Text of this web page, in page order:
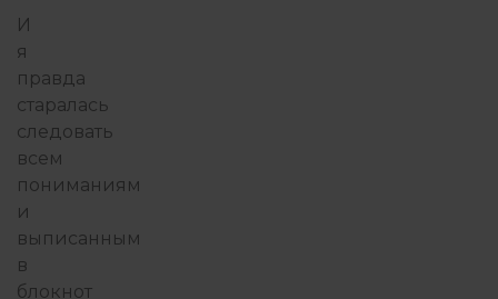
И
я
правда
старалась
следовать
всем
пониманиям
и
выписанным
в
блокнот